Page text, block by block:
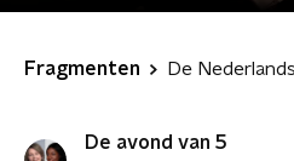
Fragmenten
De avond van 5